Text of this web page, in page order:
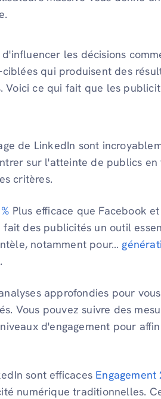
les décisions
qui produisent des
ce qui fait que les
de LinkedIn sont
sur l'atteinte de publics en
critères.
Plus efficace que Facebook
des publicités un outil
notamment pour…
.
approfondies pour
Vous pouvez suivre des
d'engagement pour
sont efficaces Engagement
numérique traditionnelles.